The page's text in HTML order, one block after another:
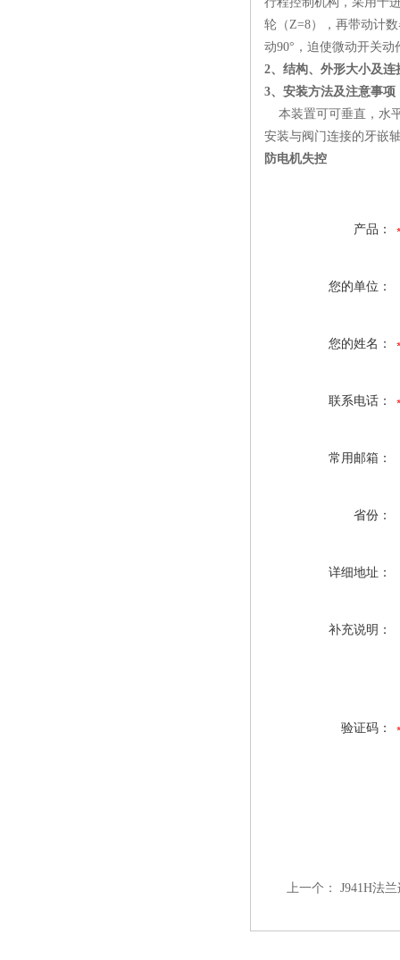
轮（Z=8），再带动计
动90°，迫使微动开关
2、结构、外形大小及
3、安装方法及注意事项
本装置可可垂直，水
安装与阀门连接的牙嵌
防电机失控
产品：
您的单位：
您的姓名：
联系电话：
常用邮箱：
省份：
详细地址：
补充说明：
验证码：
上一个： J941H法